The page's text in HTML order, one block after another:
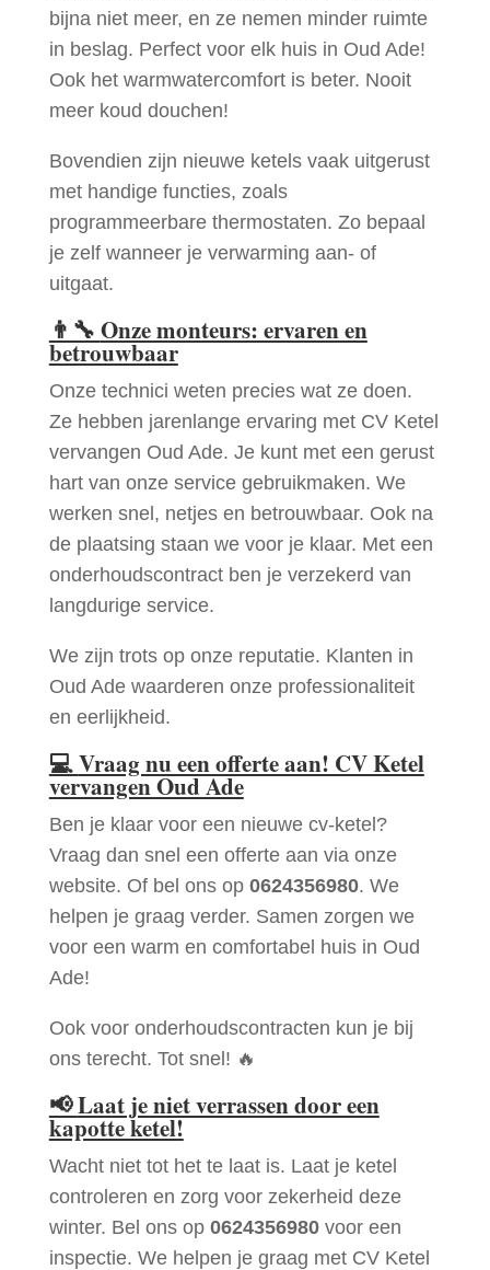
bijna niet meer, en ze nemen minder ruimte
in beslag. Perfect voor elk huis in Oud Ade!
Ook het warmwatercomfort is beter. Nooit
meer koud douchen!
Bovendien zijn nieuwe ketels vaak uitgerust
met handige functies, zoals
programmeerbare thermostaten. Zo bepaal
je zelf wanneer je verwarming aan- of
uitgaat.
👨‍🔧 Onze monteurs: ervaren en
betrouwbaar
Onze technici weten precies wat ze doen.
Ze hebben jarenlange ervaring met CV Ketel
vervangen Oud Ade. Je kunt met een gerust
hart van onze service gebruikmaken. We
werken snel, netjes en betrouwbaar. Ook na
de plaatsing staan we voor je klaar. Met een
onderhoudscontract ben je verzekerd van
langdurige service.
We zijn trots op onze reputatie. Klanten in
Oud Ade waarderen onze professionaliteit
en eerlijkheid.
💻Vraag nu een offerte aan! CV Ketel
vervangen Oud Ade
Ben je klaar voor een nieuwe cv-ketel?
Vraag dan snel een offerte aan via onze
website. Of bel ons op 0624356980. We
helpen je graag verder. Samen zorgen we
voor een warm en comfortabel huis in Oud
Ade!
Ook voor onderhoudscontracten kun je bij
ons terecht. Tot snel! 🔥
📢Laat je niet verrassen door een
kapotte ketel!
Wacht niet tot het te laat is. Laat je ketel
controleren en zorg voor zekerheid deze
winter. Bel ons op 0624356980voor een
inspectie. We helpen je graag met CV Ketel